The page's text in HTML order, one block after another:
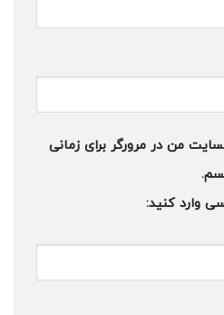
من در مرورگر برای زمانی
وارد کنید: